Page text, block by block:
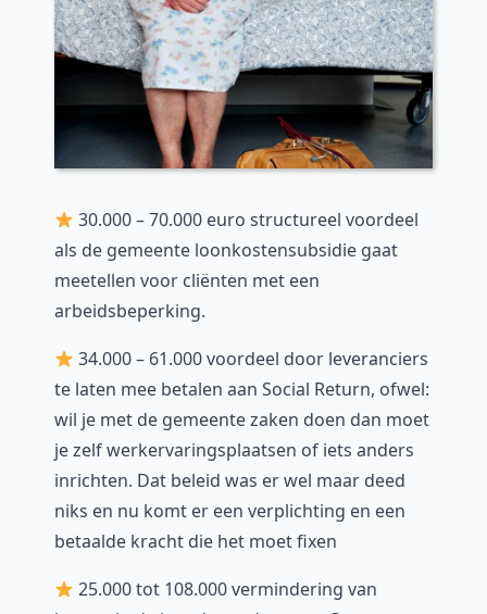
30.000 – 70.000 euro structureel voordeel
als de gemeente loonkostensubsidie gaat
meetellen voor cliënten met een
arbeidsbeperking.
34.000 – 61.000 voordeel door leveranciers
te laten mee betalen aan Social Return, ofwel:
wil je met de gemeente zaken doen dan moet
je zelf werkervaringsplaatsen of iets anders
inrichten. Dat beleid was er wel maar deed
niks en nu komt er een verplichting en een
betaalde kracht die het moet fixen
25.000 tot 108.000 vermindering van